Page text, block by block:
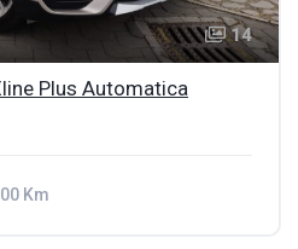
14
Plus Automatica
Km